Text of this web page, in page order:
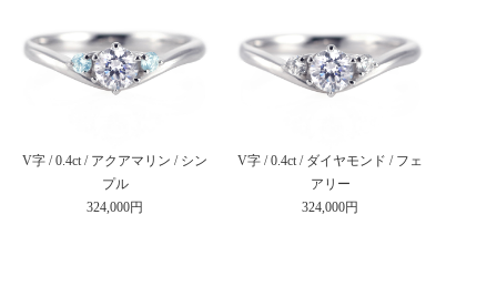
V字 / 0.4ct / アクアマリン / シン
プル
324,000円
V字 / 0.4ct / ダイヤモンド / フェ
アリー
324,000円